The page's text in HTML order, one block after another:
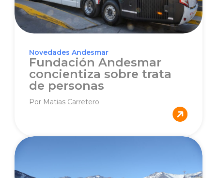
Novedades Andesmar
Fundación Andesmar
concientiza sobre trata
de personas
Por Matias Carretero